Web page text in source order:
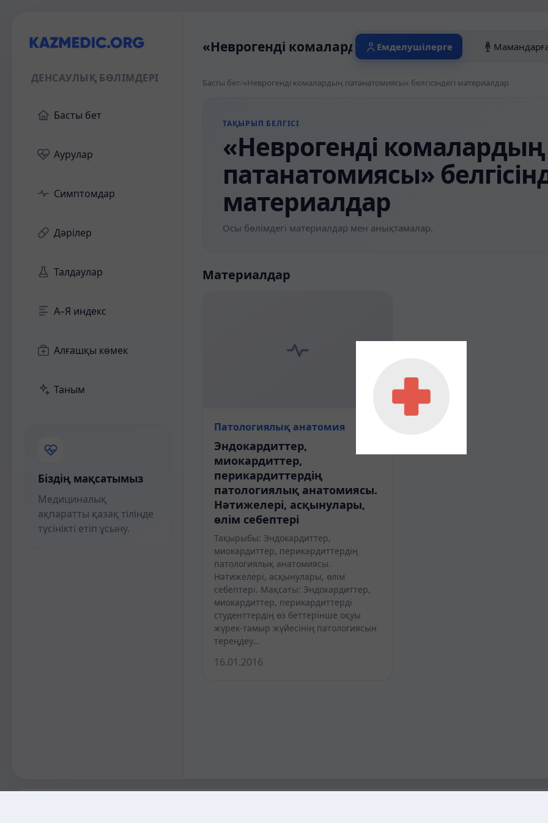
ДЕНСАУЛЫҚ БӨЛІМДЕРІ
Басты бет
Аурулар
Симптомдар
Дәрілер
Талдаулар
А–Я индекс
Алғашқы көмек
Таным
Біздің мақсатымыз
Медициналық
ақпаратты қазақ тілінде
түсінікті етіп ұсыну.
«Неврогенді комалардың патанатомиясы»
Емделушілерге
Басты бет/«Неврогенді комалардың патанатомиясы» белгісіндегі материалдар
ТАҚЫРЫП БЕЛГІСІ
«Неврогенді комалардың
патанатомиясы»
материалдар
Осы бөлімдегі материалдар мен анықтамалар.
Материалдар
Патологиялық анатомия
Эндокардиттер,
миокардиттер,
перикардиттердің
патологиялық анатомиясы.
Нәтижелері, асқынулары,
өлім себептері
Тақырыбы: Эндокардиттер,
миокардиттер, перикардиттердің
патологиялық анатомиясы.
Нәтижелері, асқынулары, өлім
себептері. Мақсаты: Эндокардиттер,
миокардиттер, перикардиттерді
студенттердің өз беттерінше оқуы
жүрек-тамыр жүйесінің патологиясын
тереңдеу…
16.01.2016